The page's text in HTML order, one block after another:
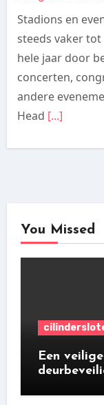
Stadions en
steeds vaker
hele jaar door
concerten,
andere
Head [...]
You Missed
Een